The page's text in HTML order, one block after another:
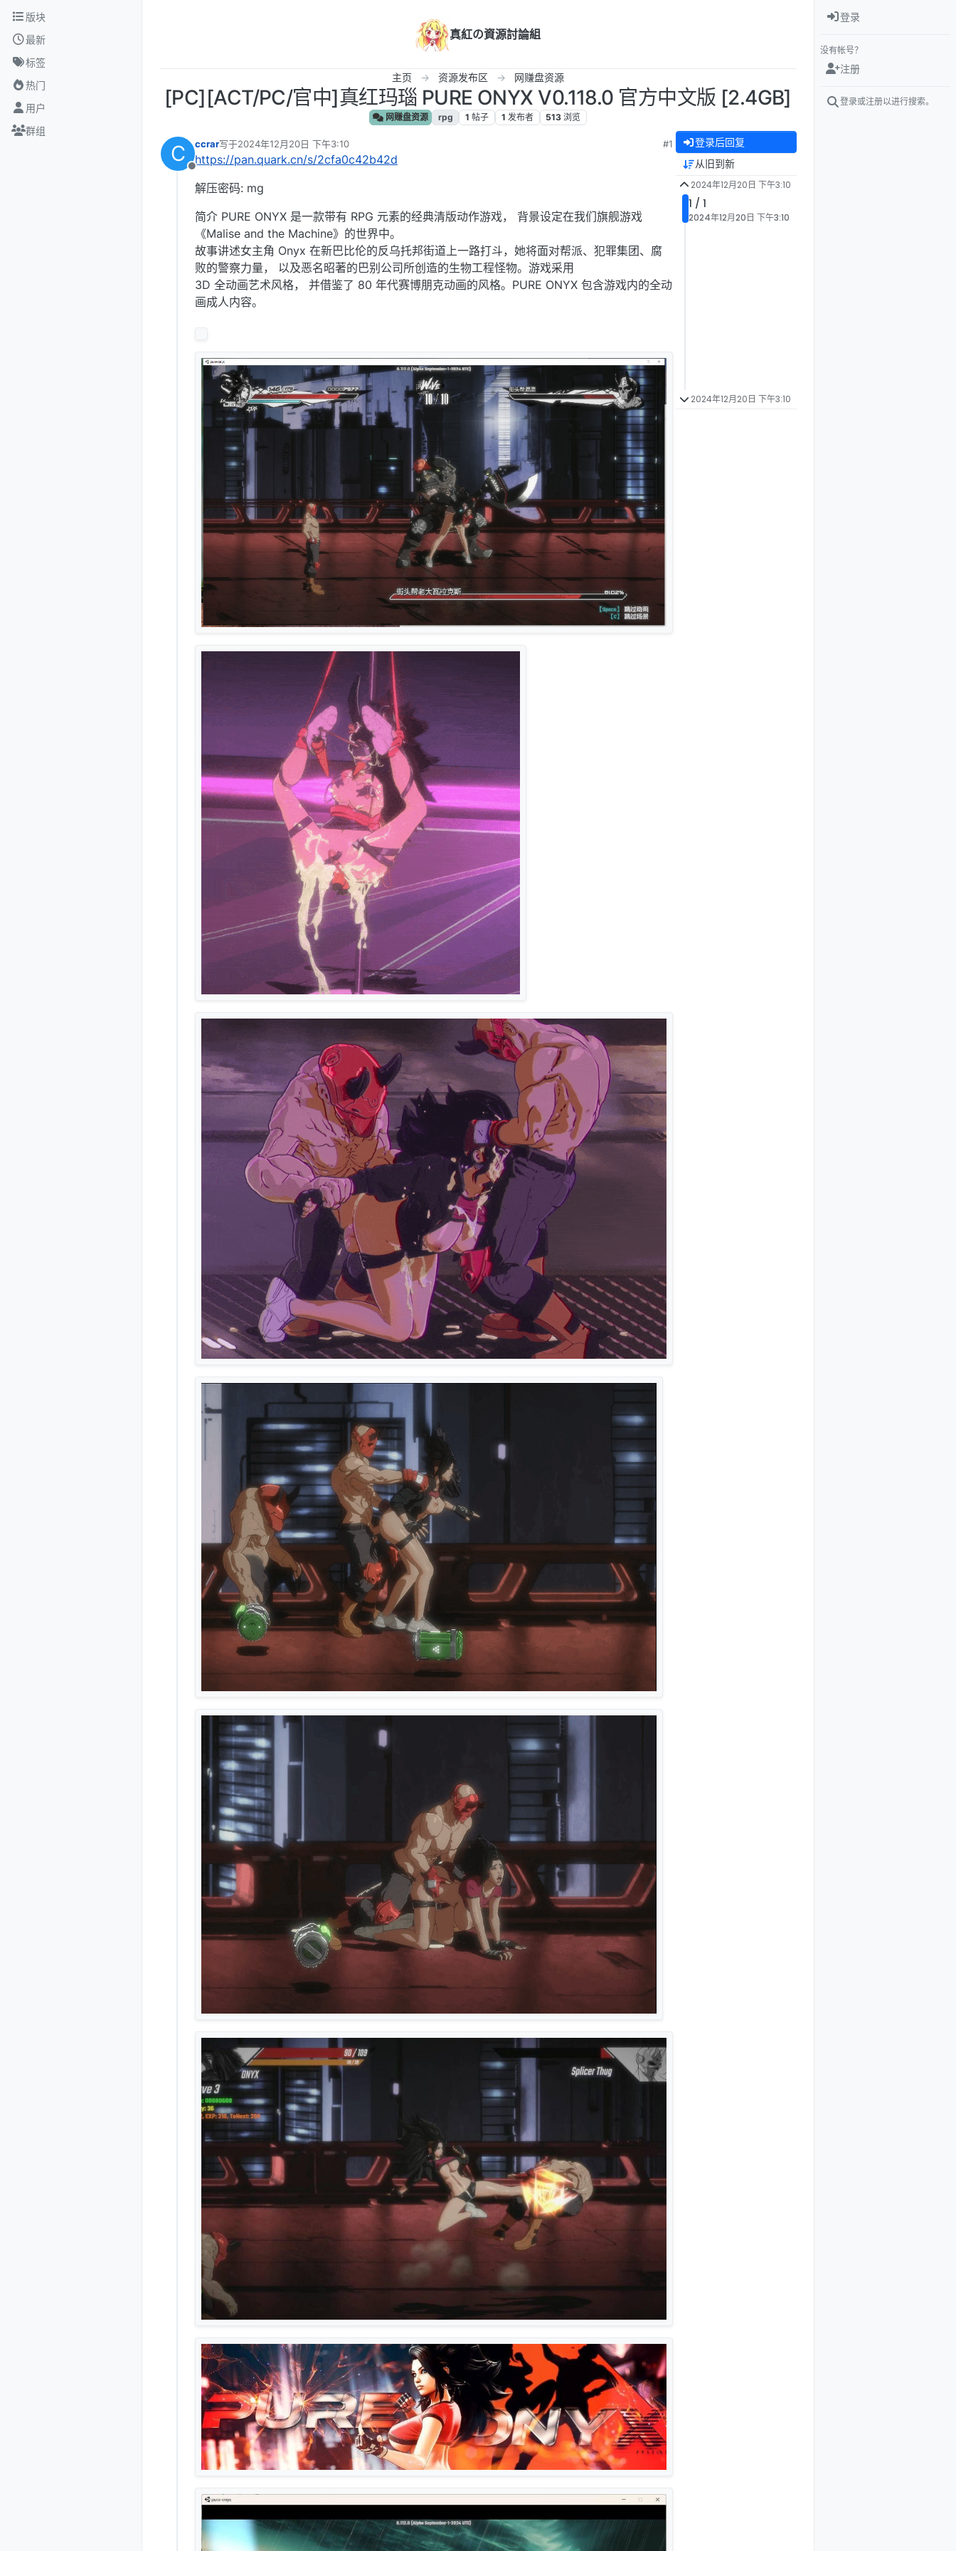
跳转至内容
版块
最新
标签
热门
用户
群组
真紅の資源討論組
主页 资源发布区 网赚盘资源
[PC][ACT/PC/官中]真红玛瑙 PURE ONYX V0.118.0 官方中文版 [2.4GB]
网赚盘资源 rpg 1 帖子 1 发布者 513 浏览
C
离线
ccrar写于2024年12月20日 下午3:10
最后由 编辑
#1
https://pan.quark.cn/s/2cfa0c42b42d
解压密码: mg
简介 PURE ONYX 是一款带有 RPG 元素的经典清版动作游戏， 背景设定在我们旗舰游戏
《Malise and the Machine》的世界中。
故事讲述女主角 Onyx 在新巴比伦的反乌托邦街道上一路打斗，她将面对帮派、犯罪集团、腐
败的警察力量， 以及恶名昭著的巴别公司所创造的生物工程怪物。游戏采用
3D 全动画艺术风格， 并借鉴了 80 年代赛博朋克动画的风格。PURE ONYX 包含游戏内的全动
画成人内容。
登录后回复
从旧到新
2024年12月20日 下午3:10
1 / 1
2024年12月20日 下午3:10
2024年12月20日 下午3:10
登录
没有帐号？
注册
登录或注册以进行搜索。